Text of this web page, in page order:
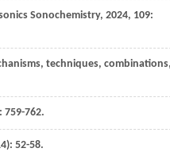
Sonochemistry, 2024, 109:
techniques,
759-762.
52-58.